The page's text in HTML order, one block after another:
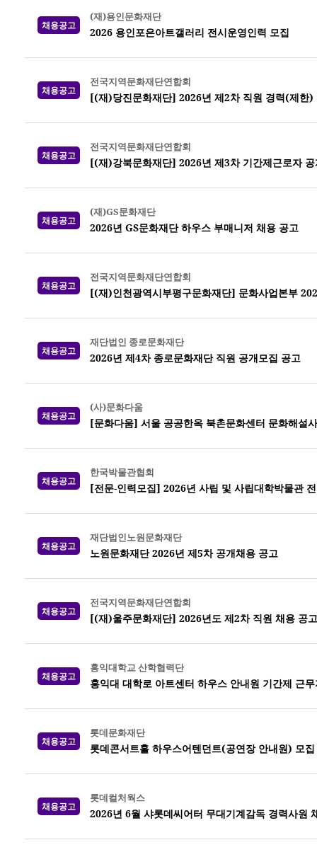
채용공고
(재)용인문화재단
2026 용인포은아트갤러리 전시운영인력 모집
채용공고
전국지역문화재단연합회
[(재)당진문화재단] 2026년 제2차 직원 경력(제한)
채용공고
전국지역문화재단연합회
[(재)강북문화재단] 2026년 제3차 기간제근로자
채용공고
(재)GS문화재단
2026년 GS문화재단 하우스 부매니저 채용 공고
채용공고
전국지역문화재단연합회
[(재)인천광역시부평구문화재단] 문화사업본부
채용공고
재단법인 종로문화재단
2026년 제4차 종로문화재단 직원 공개모집 공고
채용공고
(사)문화다움
[문화다움] 서울 공공한옥 북촌문화센터 문화해설
채용공고
한국박물관협회
[전문-인력모집] 2026년 사립 및 사립대학박물관
채용공고
재단법인노원문화재단
노원문화재단 2026년 제5차 공개채용 공고
채용공고
전국지역문화재단연합회
[(재)울주문화재단] 2026년도 제2차 직원 채용 공고
채용공고
홍익대학교 산학협력단
홍익대 대학로 아트센터 하우스 안내원 기간제 근
채용공고
롯데문화재단
롯데콘서트홀 하우스어텐던트(공연장 안내원) 모
채용공고
롯데컬처웍스
2026년 6월 샤롯데씨어터 무대기계감독 경력사원